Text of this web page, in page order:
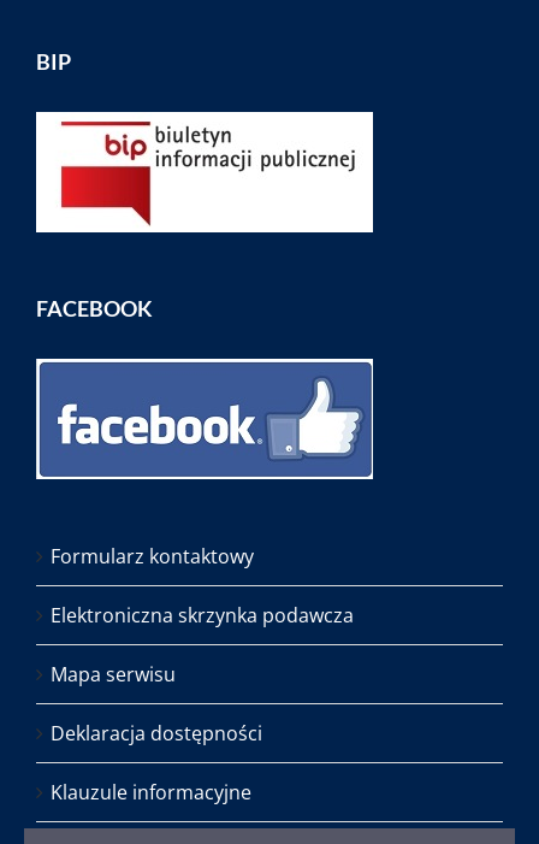
BIP
FACEBOOK
Formularz kontaktowy
Elektroniczna skrzynka podawcza
Mapa serwisu
Deklaracja dostępności
Klauzule informacyjne